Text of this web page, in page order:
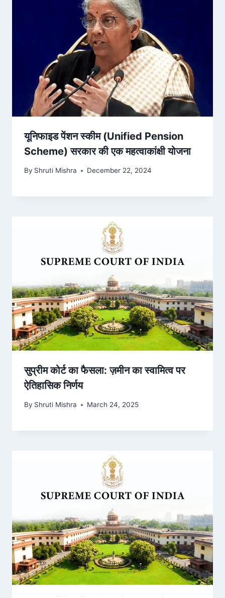
यूनिफाइड पेंशन स्कीम (Unified Pension
Scheme) सरकार की एक महत्वाकांक्षी योजना
By Shruti Mishra December 22, 2024
सुप्रीम कोर्ट का फैसला: ज़मीन का स्वामित्व पर
ऐतिहासिक निर्णय
By Shruti Mishra March 24, 2025